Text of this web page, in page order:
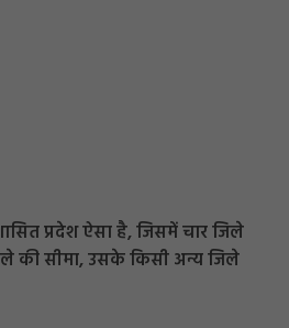
प्रदेश ऐसा है, जिसमें चार जिले
की सीमा, उसके किसी अन्य जिले